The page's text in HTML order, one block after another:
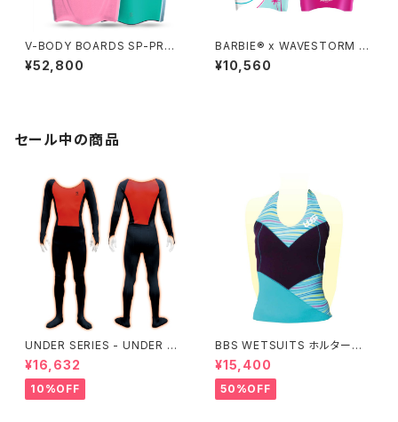
V-BODY BOARDS SP-PRO I
X 2026モデル - サクラピンク
¥52,800
BARBIE® x WAVESTORM 3
6in Bodyboard
¥10,560
セール中の商品
UNDER SERIES - UNDER pe
rformance ALL+即暖
¥16,632
10%OFF
BBS WETSUITS ホルターネッ
クベスト 2mm【アウトレット】
¥15,400
50%OFF